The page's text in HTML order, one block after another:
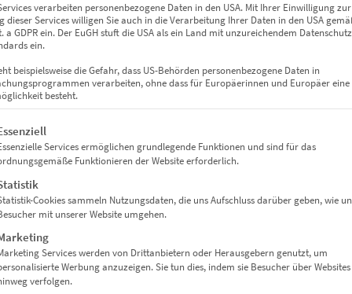
mit Energie
Alu-Dibond für maximale Tiefe.
mit künstlerischem Charakter.
auch für technische oder kreative Räume.
verarbeiten personenbezogene Daten in den USA. Mit Ihrer Einwilligung zur
dieser Services willigen Sie auch in die Verarbeitung Ihrer Daten in den USA
a GDPR ein. Der EuGH stuft die USA als ein Land mit unzureichendem
ein.
beispielsweise die Gefahr, dass US-Behörden personenbezogene Daten in
verarbeiten, ohne dass für Europäerinnen und Europäer eine
besteht.
eine Liste der Service-Gruppen, für die eine Einwilligung
Services ermöglichen grundlegende Funktionen und sind für das
Funktionieren der Website erforderlich.
Cookies sammeln Nutzungsdaten, die uns Aufschluss darüber geben, wie
mit unserer Website umgehen.
Services werden von Drittanbietern oder Herausgebern genutzt, um
Werbung anzuzeigen. Sie tun dies, indem sie Besucher über Websites
verfolgen.